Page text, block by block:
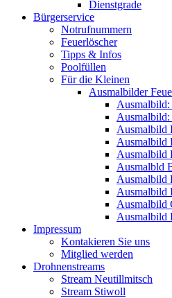
Dienstgrade
Bürgerservice
Notrufnummern
Feuerlöscher
Tipps & Infos
Poolfüllen
Für die Kleinen
Ausmalbilder
Ausmalbild:
Ausmalbild:
Ausmalbild
Ausmalbild
Ausmalbild
Ausmalbld
Ausmalbild
Ausmalbild
Ausmalbild
Ausmalbild
Impressum
Kontakieren Sie uns
Mitglied werden
Drohnenstreams
Stream Neutillmitsch
Stream Stiwoll